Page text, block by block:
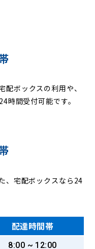
配ボックスの利用や、
時間受付可能です。
、宅配ボックスなら24
配達時間帯
8:00 ~ 12:00